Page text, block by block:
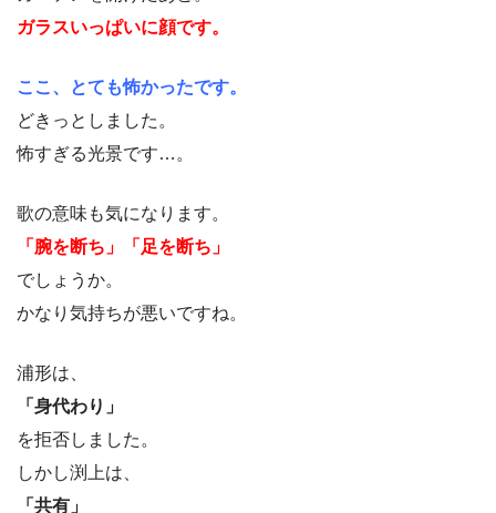
ガラスいっぱいに顔です。
ここ、とても怖かったです。
どきっとしました。
怖すぎる光景です…。
歌の意味も気になります。
「腕を断ち」「足を断ち」
でしょうか。
かなり気持ちが悪いですね。
浦形は、
「身代わり」
を拒否しました。
しかし渕上は、
「共有」